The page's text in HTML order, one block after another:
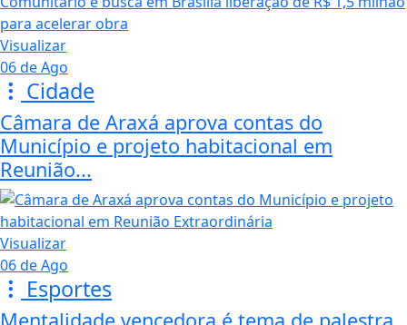
Visualizar
06 de Ago
Cidade
Câmara de Araxá aprova contas do
Município e projeto habitacional em
Reunião...
Visualizar
06 de Ago
Esportes